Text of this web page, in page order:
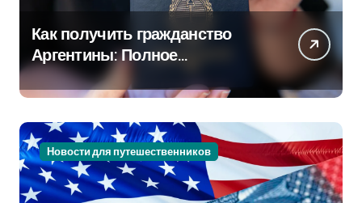
Как получить гражданство
Аргентины: Полное
руководство
Новости для путешественников